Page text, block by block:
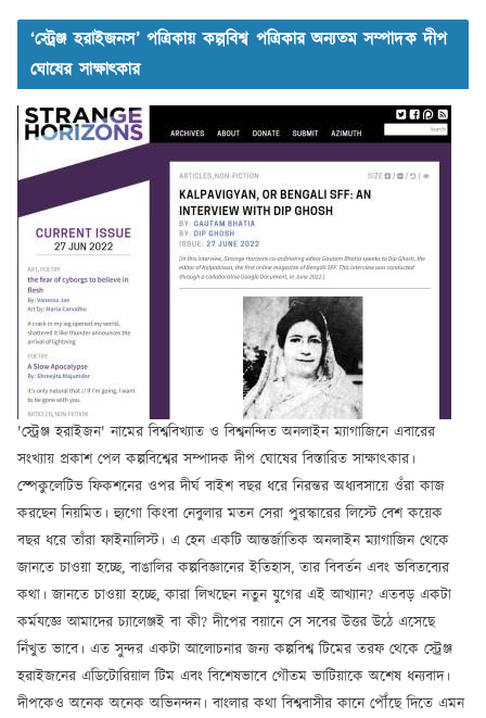
‘স্ট্রেঞ্জ হরাইজনস’ পত্রিকায় কল্পবিশ্ব পত্রিকার অন্যতম সম্পাদক দীপ
ঘোষের সাক্ষাৎকার
'স্ট্রেঞ্জ হরাইজন' নামের বিশ্ববিখ্যাত ও বিশ্বনন্দিত অনলাইন ম্যাগাজিনে এবারের
সংখ্যায় প্রকাশ পেল কল্পবিশ্বের সম্পাদক দীপ ঘোষের বিস্তারিত সাক্ষাৎকার।
স্পেকুলেটিভ ফিকশনের ওপর দীর্ঘ বাইশ বছর ধরে নিরন্তর অধ্যবসায়ে ওঁরা কাজ
করছেন নিয়মিত। হ্যুগো কিংবা নেবুলার মতন সেরা পুরস্কারের লিস্টে বেশ কয়েক
বছর ধরে তাঁরা ফাইনালিস্ট। এ হেন একটি আন্তর্জাতিক অনলাইন ম্যাগাজিন থেকে
জানতে চাওয়া হচ্ছে, বাঙালির কল্পবিজ্ঞানের ইতিহাস, তার বিবর্তন এবং ভবিতব্যের
কথা। জানতে চাওয়া হচ্ছে, কারা লিখছেন নতুন যুগের এই আখ্যান? এতবড় একটা
কর্মযজ্ঞে আমাদের চ্যালেঞ্জই বা কী? দীপের বয়ানে সে সবের উত্তর উঠে এসেছে
নিঁখুত ভাবে। এত সুন্দর একটা আলোচনার জন্য কল্পবিশ্ব টিমের তরফ থেকে স্ট্রেঞ্জ
হরাইজনের এডিটোরিয়াল টিম এবং বিশেষভাবে গৌতম ভাটিয়াকে অশেষ ধন্যবাদ।
দীপকেও অনেক অনেক অভিনন্দন। বাংলার কথা বিশ্ববাসীর কানে পৌঁছে দিতে এমন